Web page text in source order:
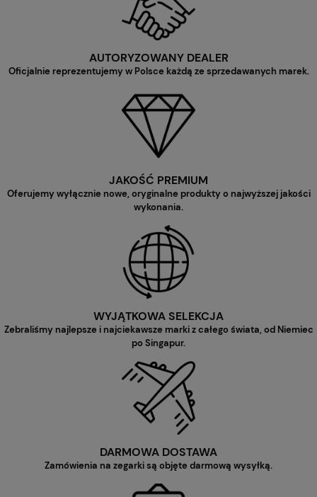
AUTORYZOWANY DEALER
Oficjalnie reprezentujemy w Polsce każdą ze sprzedawanych marek.
JAKOŚĆ PREMIUM
Oferujemy wyłącznie nowe, oryginalne produkty o najwyższej jakości
wykonania.
WYJĄTKOWA SELEKCJA
Zebraliśmy najlepsze i najciekawsze marki z całego świata, od Niemiec
po Singapur.
DARMOWA DOSTAWA
Zamówienia na zegarki są objęte darmową wysyłką.